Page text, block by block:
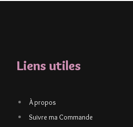
Liens utiles
À propos
Suivre ma Commande